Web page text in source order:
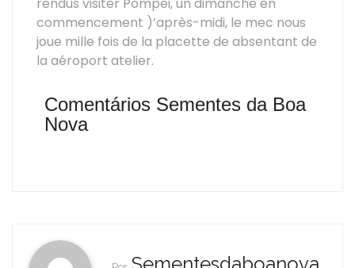
commencement )’après-midi, le mec nous
joue mille fois de la placette de absentant de
la aéroport atelier.
Comentários Sementes da Boa
Nova
Sementesdaboanova